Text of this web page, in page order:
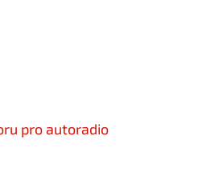
pro autoradio